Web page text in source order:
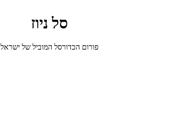
סל ניוז
פורום הכדורסל המוביל של ישראל